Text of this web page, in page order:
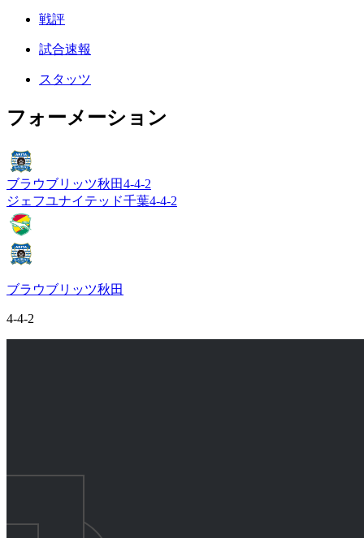
戦評
試合速報
スタッツ
フォーメーション
ブラウブリッツ秋田4-4-2
ジェフユナイテッド千葉4-4-2
ブラウブリッツ秋田
4-4-2